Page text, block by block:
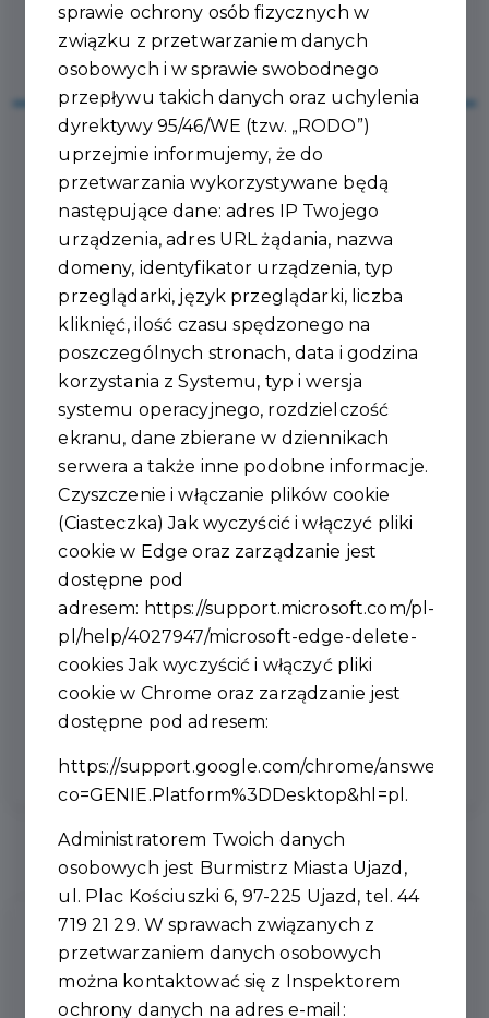
2026-06-01
RADA MIEJSKA
UDZIELIŁA
BURMISTRZOWI WOTUM
ZAUFANIA I
ABSOLUTORIUM
Artur Pawlak: "Wotum Zaufania i Absolutorium to
efekt pracy wielu osób – siłą Gminy Ujazd są ludzie, a
ja mam zaszczyt współpracować z najlepszym
zespołem
"
Zachęcamy do zapoznania się z Raportem o stanie
Gminy za rok 2025 na stronie https://bip.ujazd.com.pl/
Relacja foto
https://www.facebook.com/ujazdgmina
OstatnieAktualności
sprawie ochrony osób fizycznych w
związku z przetwarzaniem danych
osobowych i w sprawie swobodnego
przepływu takich danych oraz uchylenia
dyrektywy 95/46/WE (tzw. „RODO”)
uprzejmie informujemy, że do
przetwarzania wykorzystywane będą
następujące dane: adres IP Twojego
urządzenia, adres URL żądania, nazwa
domeny, identyfikator urządzenia, typ
przeglądarki, język przeglądarki, liczba
kliknięć, ilość czasu spędzonego na
poszczególnych stronach, data i godzina
korzystania z Systemu, typ i wersja
systemu operacyjnego, rozdzielczość
ekranu, dane zbierane w dziennikach
serwera a także inne podobne informacje.
Czyszczenie i włączanie plików cookie
(Ciasteczka) Jak wyczyścić i włączyć pliki
cookie w Edge oraz zarządzanie jest
dostępne pod
adresem: https://support.microsoft.com/pl-
pl/help/4027947/microsoft-edge-delete-
cookies Jak wyczyścić i włączyć pliki
cookie w Chrome oraz zarządzanie jest
dostępne pod adresem:
https://support.google.com/chrome/answer/
co=GENIE.Platform%3DDesktop&hl=pl .
Administratorem Twoich danych
osobowych jest Burmistrz Miasta Ujazd,
ul. Plac Kościuszki 6, 97-225 Ujazd, tel. 44
719 21 29. W sprawach związanych z
przetwarzaniem danych osobowych
można kontaktować się z Inspektorem
ochrony danych na adres e-mail: